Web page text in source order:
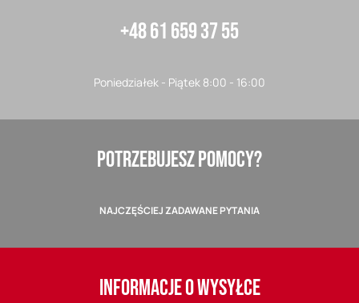
+48 61 659 37 55
Poniedziałek - Piątek 8:00 - 16:00
POTRZEBUJESZ POMOCY?
NAJCZĘŚCIEJ ZADAWANE PYTANIA
INFORMACJE O WYSYŁCE